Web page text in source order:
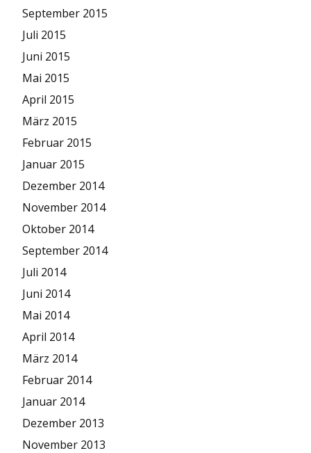
September 2015
Juli 2015
Juni 2015
Mai 2015
April 2015
März 2015
Februar 2015
Januar 2015
Dezember 2014
November 2014
Oktober 2014
September 2014
Juli 2014
Juni 2014
Mai 2014
April 2014
März 2014
Februar 2014
Januar 2014
Dezember 2013
November 2013